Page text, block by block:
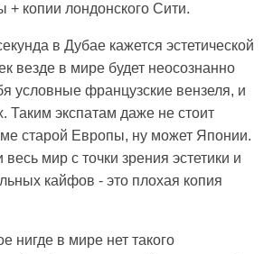
+ копии лондонского Сити.
в Дубае кажется эстетической
везде в мире будет неосознанно
условные французские вензеля, и
Таким экспатам даже не стоит
старой Европы, ну может Японии.
весь мир с точки зрения эстетики и
кайфов - это плохая копия
нигде в мире нет такого